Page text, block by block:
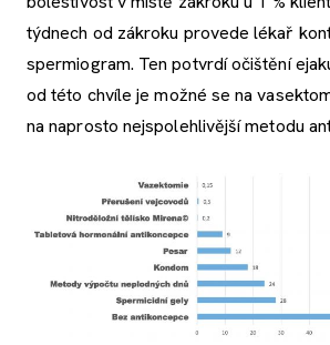
týdnech od zákroku provede lékař
spermiogram. Ten potvrdí očištění
od této chvíle je možné se na
na naprosto nejspolehlivější metodu